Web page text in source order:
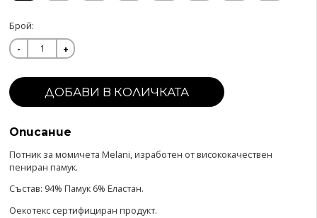
Брой:
1
Описание
Потник за момичета Melani, изработен от висококачествен
пениран памук.
Състав: 94% Памук 6% Еластан.
Оекотекс сертифициран продукт.